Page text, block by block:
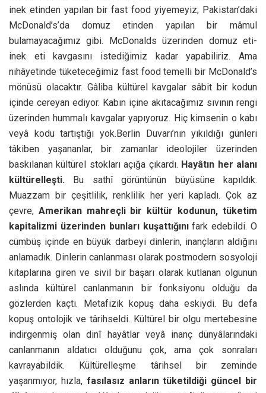
inek etinden yapılan bir fast food yiyemeyiz; Pakistan’daki
McDonald’s’da domuz etinden yapılan bir mâmul
bulamayacağımız gibi. McDonalds üzerinden domuz eti-
inek eti kavgasını istediğimiz kadar yapabiliriz. Ama
nihâyetinde tüketeceğimiz fast food temelli bir McDonald’s
mönüsü olacaktır. Gâliba kültürel kavgalar sâbit bir kodun
içinde cereyan ediyor. Kabın içine akıtacağımız sıvının rengi
üzerinden hummalı kavgalar yapıyoruz. Hiç kimsenin o kabı
veyâ kodu tartıştığı yok.Berlin Duvarı’nın yıkıldığı günleri
tâkiben yaşananlar, bir zamanlar ideolojiler üzerinden
baskılanan kültürel stokları açığa çıkardı. Hayâtın her alanı
kültürelleşti.
Bu sathî görüntünün büyüsüne kapıldık.
Muazzam bir çeşitlilik, renklilik her yeri kapladı. Çok az
çevre, Amerikan mahreçli bir kültür kodunun, tüketim
kapitalizmi üzerinden bunları kuşattığınıfark edebildi. O
cümbüş içinde en büyük darbeyi dinlerin, inançların aldığını
anlamadık. Dinlerin canlanması olarak postmodern sosyoloji
kitaplarına giren ve sivil bir başarı olarak kutlanan olgunun
aslında kültürel canlanmanın bir fonksiyonu olduğu da
gözlerden kaçtı. Metafizik kopuş daha eskiydi. Bu defa
kopuş ontolojik ve târihseldi. Kültürel bir olgu mertebesine
indirgenmiş olan dinî hayâtlar veyâ inanç dünyâlarındaki
canlanmanın aldatıcı olduğunu çok, ama çok sonraları
kavrayabildik. Kültürelleşme târihsel bir zeminde
yaşanmıyor, hızla, fasılasız anların tüketildiği güncel bir